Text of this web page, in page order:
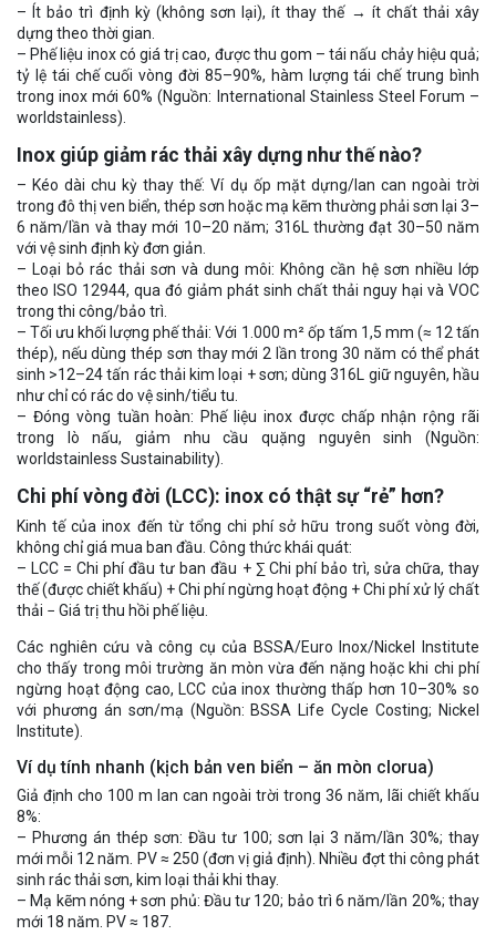
– Ít bảo trì định kỳ (không sơn lại), ít thay thế → ít chất thải xây
dựng theo thời gian.
– Phế liệu inox có giá trị cao, được thu gom – tái nấu chảy hiệu quả;
tỷ lệ tái chế cuối vòng đời 85–90%, hàm lượng tái chế trung bình
trong inox mới 60% (Nguồn: International Stainless Steel Forum –
worldstainless).
Inox giúp giảm rác thải xây dựng như thế nào?
– Kéo dài chu kỳ thay thế: Ví dụ ốp mặt dựng/lan can ngoài trời
trong đô thị ven biển, thép sơn hoặc mạ kẽm thường phải sơn lại 3–
6 năm/lần và thay mới 10–20 năm; 316L thường đạt 30–50 năm
với vệ sinh định kỳ đơn giản.
– Loại bỏ rác thải sơn và dung môi: Không cần hệ sơn nhiều lớp
theo ISO 12944, qua đó giảm phát sinh chất thải nguy hại và VOC
trong thi công/bảo trì.
– Tối ưu khối lượng phế thải: Với 1.000 m² ốp tấm 1,5 mm (≈ 12 tấn
thép), nếu dùng thép sơn thay mới 2 lần trong 30 năm có thể phát
sinh >12–24 tấn rác thải kim loại + sơn; dùng 316L giữ nguyên, hầu
như chỉ có rác do vệ sinh/tiểu tu.
– Đóng vòng tuần hoàn: Phế liệu inox được chấp nhận rộng rãi
trong lò nấu, giảm nhu cầu quặng nguyên sinh (Nguồn:
worldstainless Sustainability).
Chi phí vòng đời (LCC): inox có thật sự “rẻ” hơn?
Kinh tế của inox đến từ tổng chi phí sở hữu trong suốt vòng đời,
không chỉ giá mua ban đầu. Công thức khái quát:
– LCC = Chi phí đầu tư ban đầu + ∑ Chi phí bảo trì, sửa chữa, thay
thế (được chiết khấu) + Chi phí ngừng hoạt động + Chi phí xử lý chất
thải − Giá trị thu hồi phế liệu.
Các nghiên cứu và công cụ của BSSA/Euro Inox/Nickel Institute
cho thấy trong môi trường ăn mòn vừa đến nặng hoặc khi chi phí
ngừng hoạt động cao, LCC của inox thường thấp hơn 10–30% so
với phương án sơn/mạ (Nguồn: BSSA Life Cycle Costing; Nickel
Institute).
Ví dụ tính nhanh (kịch bản ven biển – ăn mòn clorua)
Giả định cho 100 m lan can ngoài trời trong 36 năm, lãi chiết khấu
8%:
– Phương án thép sơn: Đầu tư 100; sơn lại 3 năm/lần 30%; thay
mới mỗi 12 năm. PV ≈ 250 (đơn vị giả định). Nhiều đợt thi công phát
sinh rác thải sơn, kim loại thải khi thay.
– Mạ kẽm nóng + sơn phủ: Đầu tư 120; bảo trì 6 năm/lần 20%; thay
mới 18 năm. PV ≈ 187.